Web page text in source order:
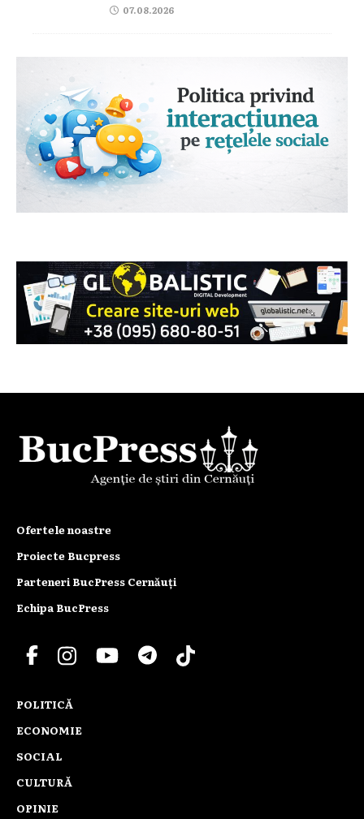
07.08.2026
Ofertele noastre
Proiecte Bucpress
Parteneri BucPress Cernăuți
Echipa BucPress
POLITICĂ
ECONOMIE
SOCIAL
CULTURĂ
OPINIE